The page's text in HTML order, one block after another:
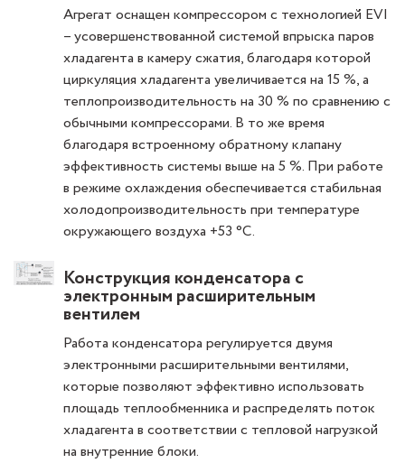
Агрегат оснащен компрессором с технологией EVI
– усовершенствованной системой впрыска паров
хладагента в камеру сжатия, благодаря которой
циркуляция хладагента увеличивается на 15 %, а
теплопроизводительность на 30 % по сравнению с
обычными компрессорами. В то же время
благодаря встроенному обратному клапану
эффективность системы выше на 5 %. При работе
в режиме охлаждения обеспечивается стабильная
холодопроизводительность при температуре
окружающего воздуха +53 °С.
Конструкция конденсатора с
электронным расширительным
вентилем
Работа конденсатора регулируется двумя
электронными расширительными вентилями,
которые позволяют эффективно использовать
площадь теплообменника и распределять поток
хладагента в соответствии с тепловой нагрузкой
на внутренние блоки.